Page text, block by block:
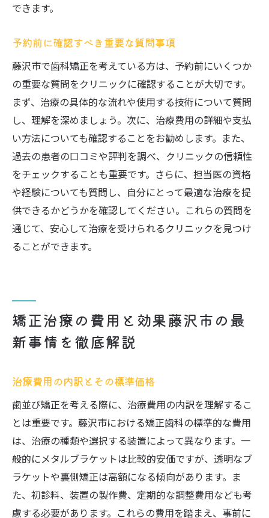
できます。
予約前に確認すべき重要な質問事項
藤沢市で歯科矯正を考えている方は、予約前にいくつか
の重要な質問をクリニックに確認することが大切です。
まず、治療の具体的な流れや使用する技術について質問
し、理解を深めましょう。次に、治療費用の詳細や支払
い方法についても確認することをお勧めします。また、
過去の患者の口コミや評判を調べ、クリニックの信頼性
をチェックすることも重要です。さらに、担当医の資格
や経験についても質問し、自分にとって最適な治療を提
供できるかどうかを確認してください。これらの質問を
通じて、安心して治療を受けられるクリニックを見つけ
ることができます。
矯正治療の費用と効果藤沢市の最
新事情を徹底解説
治療費用の内訳とその標準価格
歯並び矯正を考える際に、治療費用の内訳を理解するこ
とは重要です。藤沢市における矯正歯科の標準的な費用
は、治療の種類や選択する装置によって異なります。一
般的にメタルブラケットは比較的安価ですが、透明なブ
ラケットや裏側矯正は高額になる傾向があります。ま
た、初診料、装置の製作費、定期的な調整費用なども考
慮する必要があります。これらの費用を踏まえ、事前に